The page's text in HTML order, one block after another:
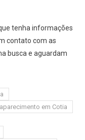
tenha informações
contato com as
busca e aguardam
em Cotia